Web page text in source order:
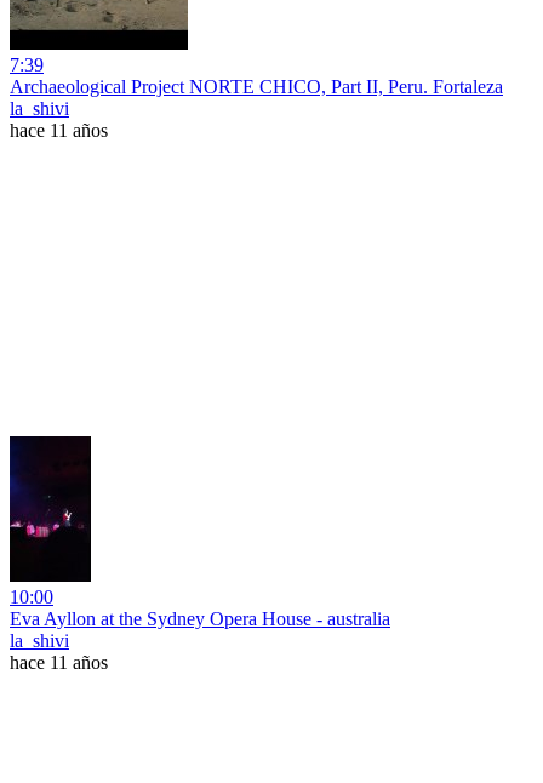
7:39
Archaeological Project NORTE CHICO, Part II, Peru. Fortaleza
la_shivi
hace 11 años
10:00
Eva Ayllon at the Sydney Opera House - australia
la_shivi
hace 11 años